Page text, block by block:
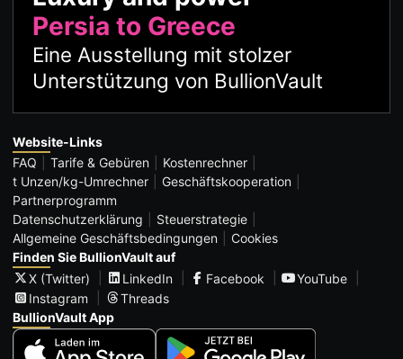
Persia to Greece
Eine Ausstellung mit stolzer
Unterstützung von BullionVault
Website-Links
FAQ
Tarife & Gebüren
Kostenrechner
t Unzen/kg-Umrechner
Geschäftskooperation
Partnerprogramm
Datenschutzerklärung
Steuerstrategie
Allgemeine Geschäftsbedingungen
Cookies
Finden Sie BullionVault auf
X (Twitter)
LinkedIn Facebook
YouTube
Instagram
Threads
BullionVault App